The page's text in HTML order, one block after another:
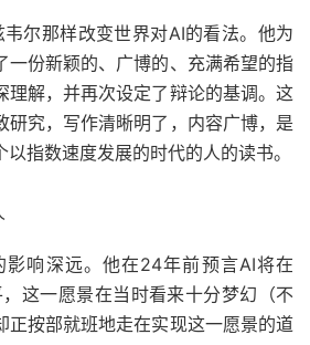
尔那样改变世界对AI的看法。他为
一份新颖的、广博的、充满希望的指
理解，并再次设定了辩论的基调。这
研究，写作清晰明了，内容广博，是
指数速度发展的时代的人的读书。
影响深远。他在24年前预言AI将在
这一愿景在当时看来十分梦幻（不
正按部就班地走在实现这一愿景的道